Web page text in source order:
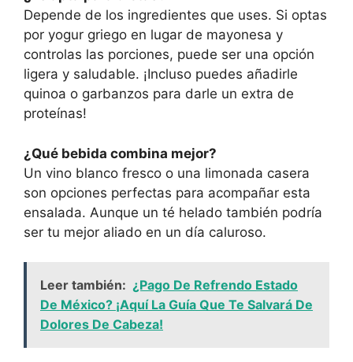
Depende de los ingredientes que uses. Si optas
por yogur griego en lugar de mayonesa y
controlas las porciones, puede ser una opción
ligera y saludable. ¡Incluso puedes añadirle
quinoa o garbanzos para darle un extra de
proteínas!
¿Qué bebida combina mejor?
Un vino blanco fresco o una limonada casera
son opciones perfectas para acompañar esta
ensalada. Aunque un té helado también podría
ser tu mejor aliado en un día caluroso.
Leer también: ¿Pago De Refrendo Estado
De México? ¡Aquí La Guía Que Te Salvará De
Dolores De Cabeza!